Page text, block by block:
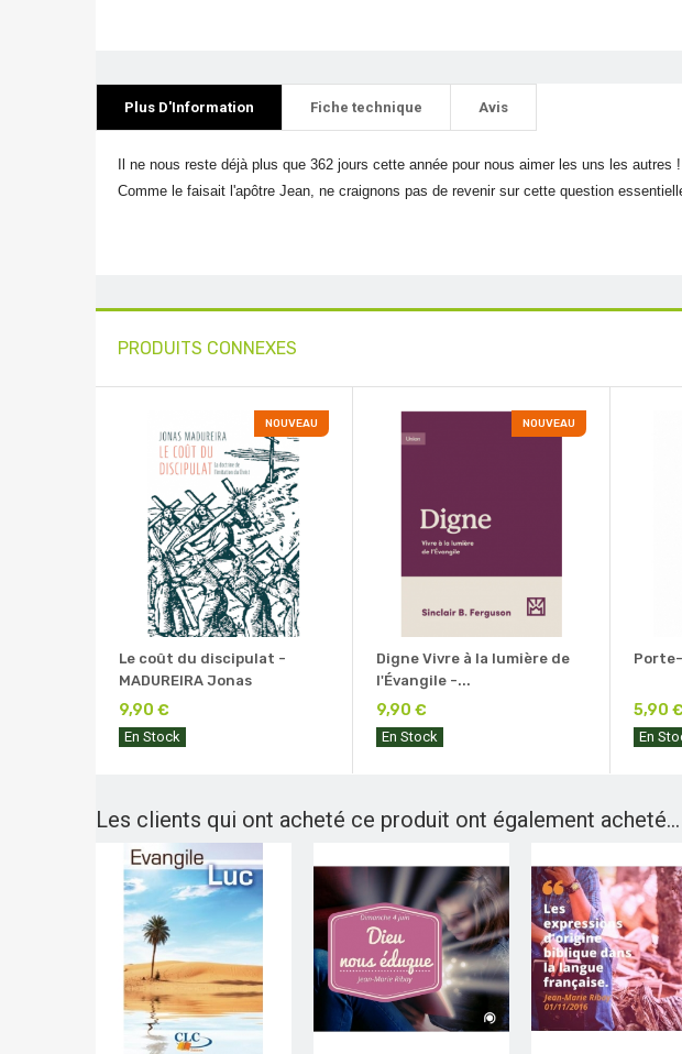
Plus D'Information Fiche technique Avis
Il ne nous reste déjà plus que 362 jours cette année pour nous aimer les uns les
Comme le faisait l'apôtre Jean, ne craignons pas de revenir sur cette question
PRODUITS CONNEXES
NOUVEAU
Le coût du discipulat -
MADUREIRA Jonas
9,90 €
En Stock
NOUVEAU
Digne Vivre à la lumière de
l'Évangile -...
9,90 €
En Stock
5,90 €
En
Les clients qui ont acheté ce produit ont également acheté...